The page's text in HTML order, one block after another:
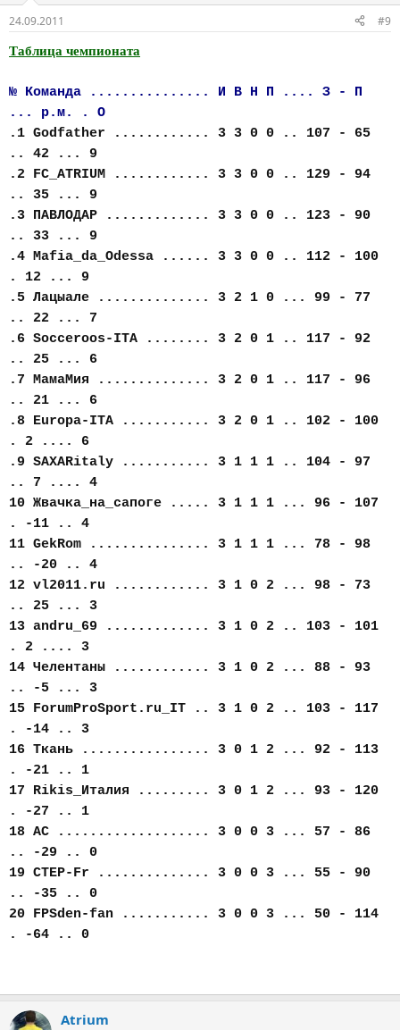
24.09.2011 #9
Таблица чемпионата
№ Команда ............... И В Н П .... З - П
... р.м. . О
.1 Godfather ............ 3 3 0 0 .. 107 - 65
.. 42 ... 9
.2 FC_АTRIUM ............ 3 3 0 0 .. 129 - 94
.. 35 ... 9
.3 ПАВЛОДАР ............. 3 3 0 0 .. 123 - 90
.. 33 ... 9
.4 Mafia_da_Odessa ...... 3 3 0 0 .. 112 - 100
. 12 ... 9
.5 Лацыале .............. 3 2 1 0 ... 99 - 77
.. 22 ... 7
.6 Socceroos-ITA ........ 3 2 0 1 .. 117 - 92
.. 25 ... 6
.7 МамаМия .............. 3 2 0 1 .. 117 - 96
.. 21 ... 6
.8 Europa-ITA ........... 3 2 0 1 .. 102 - 100
. 2 .... 6
.9 SAXARitaly ........... 3 1 1 1 .. 104 - 97
.. 7 .... 4
10 Жвачка_на_сапоге ..... 3 1 1 1 ... 96 - 107
. -11 .. 4
11 GekRom ............... 3 1 1 1 ... 78 - 98
.. -20 .. 4
12 vl2011.ru ............ 3 1 0 2 ... 98 - 73
.. 25 ... 3
13 andru_69 ............. 3 1 0 2 .. 103 - 101
. 2 .... 3
14 Челентаны ............ 3 1 0 2 ... 88 - 93
.. -5 ... 3
15 ForumProSport.ru_IT .. 3 1 0 2 .. 103 - 117
. -14 .. 3
16 Ткань ................ 3 0 1 2 ... 92 - 113
. -21 .. 1
17 Rikis_Италия ......... 3 0 1 2 ... 93 - 120
. -27 .. 1
18 AC ................... 3 0 0 3 ... 57 - 86
.. -29 .. 0
19 CTEP-Fr .............. 3 0 0 3 ... 55 - 90
.. -35 .. 0
20 FPSden-fan ........... 3 0 0 3 ... 50 - 114
. -64 .. 0
Atrium